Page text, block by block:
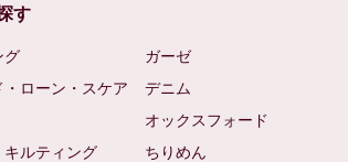
す
グ ガーゼ
・ローン・スケア
デニム
オックスフォード
キルティング
ちりめん